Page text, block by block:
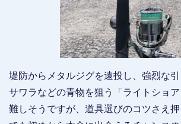
堤防からメタルジグを遠投し、強烈な
サワラなどの青物を狙う「ライトショ
難しそうですが、道具選びのコツさえ